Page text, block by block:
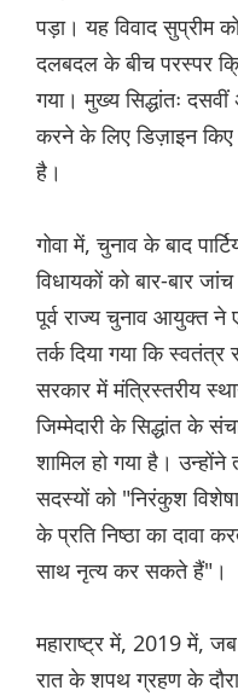
पड़ा। यह विवाद सुप्रीम
दलबदल के बीच परस्पर
गया। मुख्य सिद्धांतः
करने के लिए डिज़ाइन किए
है।
गोवा में, चुनाव के बाद
विधायकों को बार-बार
पूर्व राज्य चुनाव आयुक्त
तर्क दिया गया कि स्वतंत्र
सरकार में मंत्रिस्तरीय
जिम्मेदारी के सिद्धांत के
शामिल हो गया है। उन्होंने
सदस्यों को "निरंकुश
के प्रति निष्ठा का दावा
साथ नृत्य कर सकते हैं"।
महाराष्ट्र में, 2019 में, जब
रात के शपथ ग्रहण के